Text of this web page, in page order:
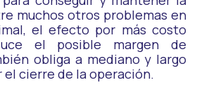
muchos otros problemas en
el efecto por más costo
el posible margen de
obliga a mediano y largo
el cierre de la operación.